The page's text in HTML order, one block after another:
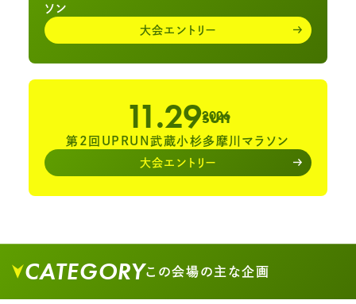
ソン
大会エントリー
11.292026
sun
第2回UPRUN武蔵小杉多摩川マラソン
大会エントリー
CATEGORYこの会場の主な企画